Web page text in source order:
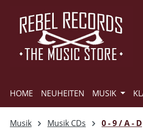
Hauptinhalt springen
Zur Suche springen
Zur Hauptnavigation springen
HOME NEUHEITEN MUSIK
Musik Musik CDs 0 - 9 / A - D